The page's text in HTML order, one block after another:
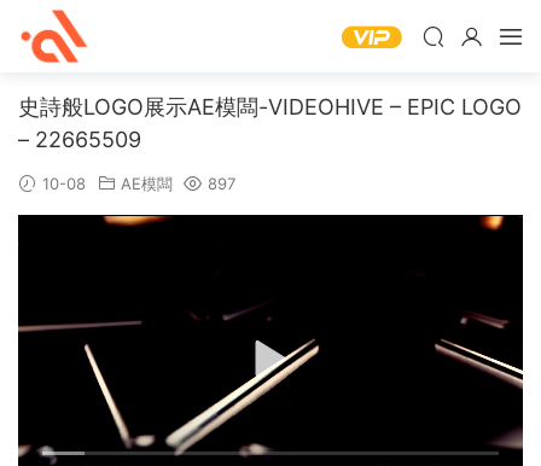
史詩般LOGO展示AE模闆-VIDEOHIVE – EPIC LOGO
– 22665509
10-08 AE模闆 897